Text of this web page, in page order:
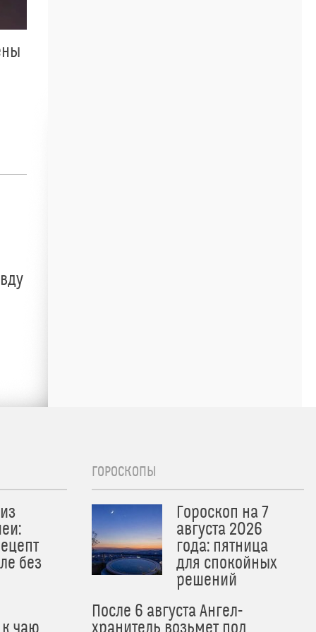
без
ГОРОСКОПЫ
Гороскоп на 7
августа 2026
года: пятница
для спокойных
решений
После 6 августа Ангел-